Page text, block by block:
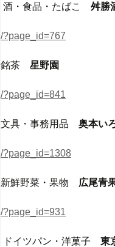
酒・食品・たばこ 舛勝
/?page_id=767
銘茶 星野園
/?page_id=841
文具・事務用品 奥本い
/?page_id=1308
新鮮野菜・果物 広尾青
/?page_id=931
ドイツパン・洋菓子 東